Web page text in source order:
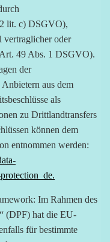
lit. c) DSGVO),
oder
49 Abs. 1 DSGVO).
der
aus dem
als
zu Drittlandtransfers
können dem
entnommen werden:
Im Rahmen des
(DPF) hat die EU-
für bestimmte